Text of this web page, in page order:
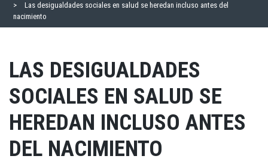
Las desigualdades sociales en salud se heredan incluso antes del
nacimiento
LAS DESIGUALDADES
SOCIALES EN SALUD SE
HEREDAN INCLUSO ANTES
DEL NACIMIENTO